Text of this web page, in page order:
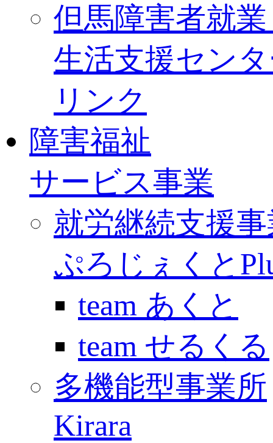
但馬障害者就
生活支援セン
リンク
障害福祉
サービス事業
就労継続支援
ぷろじぇくと
team あくと
team せるくる
多機能型事業所
Kirara